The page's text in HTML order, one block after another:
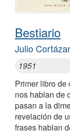
Bestiario
Julio Cortázar
1951
Primer libro de
nos hablan de
pasan a la
revelación de
frases hablan